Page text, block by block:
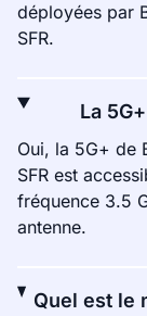
déployées par
SFR.
La
Oui, la 5G+ de
SFR est
fréquence 3.5
antenne.
Quel est le